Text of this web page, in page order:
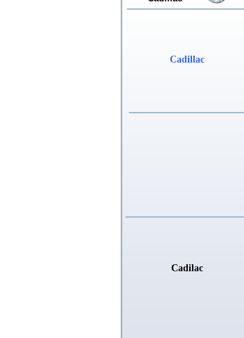
Cadillac
Cadilac